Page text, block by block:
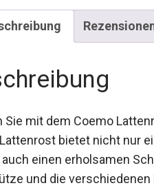
Sie mit dem Coemo
bietet nicht nur
einen erholsamen
und die